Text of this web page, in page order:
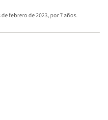
febrero de 2023, por 7 años.